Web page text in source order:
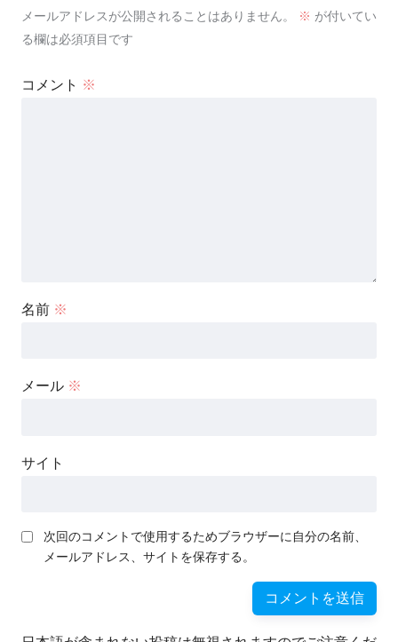
メールアドレスが公開されることはありません。 ※ が付いてい
る欄は必須項目です
コメント ※
名前 ※
メール ※
サイト
次回のコメントで使用するためブラウザーに自分の名前、
メールアドレス、サイトを保存する。